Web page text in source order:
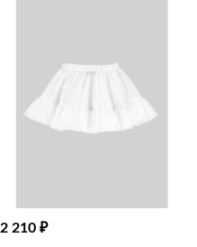
2 210 ₽